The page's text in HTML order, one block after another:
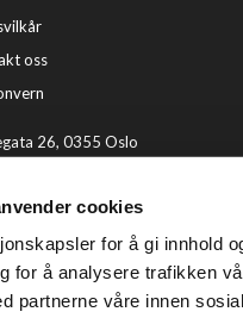
cookies
for å gi innhold
for å analysere trafikken
partnerne våre innen
oss
26, 0355 Oslo
kundeservice@tendenz.net